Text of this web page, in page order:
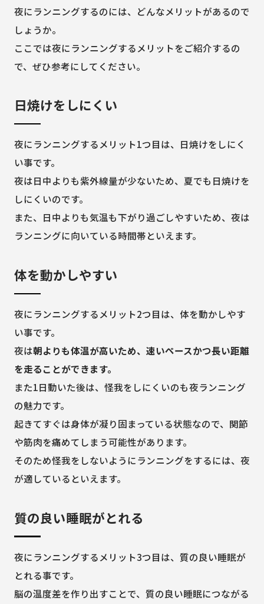
夜にランニングするのには、どんなメリットがあるので
しょうか。
ここでは夜にランニングするメリットをご紹介するの
で、ぜひ参考にしてください。
日焼けをしにくい
夜にランニングするメリット1つ目は、日焼けをしにく
い事です。
夜は日中よりも紫外線量が少ないため、夏でも日焼けを
しにくいのです。
また、日中よりも気温も下がり過ごしやすいため、夜は
ランニングに向いている時間帯といえます。
体を動かしやすい
夜にランニングするメリット2つ目は、体を動かしやす
い事です。
夜は朝よりも体温が高いため、速いペースかつ長い距離
を走ることができます。
また1日動いた後は、怪我をしにくいのも夜ランニング
の魅力です。
起きてすぐは身体が凝り固まっている状態なので、関節
や筋肉を痛めてしまう可能性があります。
そのため怪我をしないようにランニングをするには、夜
が適しているといえます。
質の良い睡眠がとれる
夜にランニングするメリット3つ目は、質の良い睡眠が
とれる事です。
脳の温度差を作り出すことで、質の良い睡眠につながる